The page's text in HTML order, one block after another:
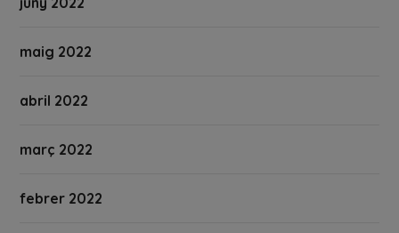
maig 2022
abril 2022
març 2022
febrer 2022